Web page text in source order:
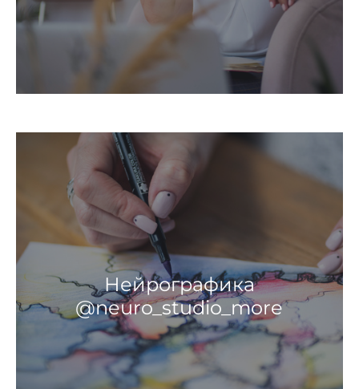
Нейрографика
@neuro_studio_more